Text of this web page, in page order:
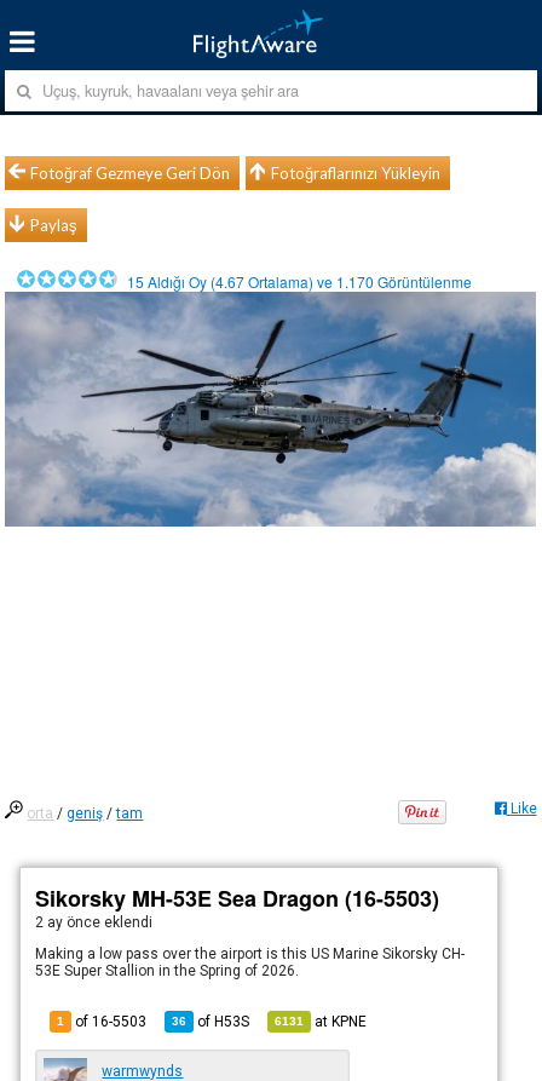
Fotoğraf Gezmeye Geri Dön Fotoğraflarınızı Yükleyin
Paylaş
15 Aldığı Oy (4.67Ortalama) ve 1.170 Görüntülenme
orta /geniş /tam Like
Sikorsky MH-53E Sea Dragon (16-5503)
2 ay önce eklendi
Making a low pass over the airport is this US Marine Sikorsky CH-
53E Super Stallion in the Spring of 2026.
1 of 16-5503 36 ofH53S 6131 atKPNE
warmwynds